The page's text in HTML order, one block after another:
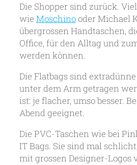
Die Shopper sind zurück.
wie Moschinooder Michael
übergrossen Handtaschen,
Office, für den Alltag und
werden können.
Die Flatbags sind
unter dem Arm getragen
ist: je flacher, umso besser.
Abend geeignet.
Die PVC-Taschen wie bei
IT Bags. Sie sind mal
mit grossen Designer-Logos